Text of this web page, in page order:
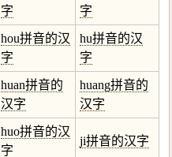
字
字
hou拼音的汉
字
hu拼音的汉
字
huan拼音的
汉字
huang拼音的
汉字
huo拼音的汉
字
ji拼音的汉字